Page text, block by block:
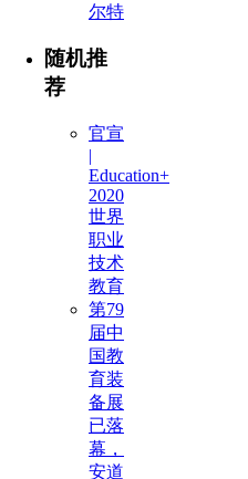
尔特
随机推
荐
官宣
|
Education+
2020
世界
职业
技术
教育
第79
届中
国教
育装
备展
已落
幕，
安道